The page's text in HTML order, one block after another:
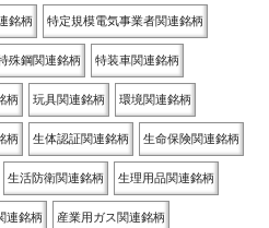
銘柄 特定規模電気事業者関連銘柄
殊鋼関連銘柄 特装車関連銘柄
柄 玩具関連銘柄 環境関連銘柄
柄 生体認証関連銘柄 生命保険関連銘柄
生活防衛関連銘柄 生理用品関連銘柄
連銘柄 産業用ガス関連銘柄